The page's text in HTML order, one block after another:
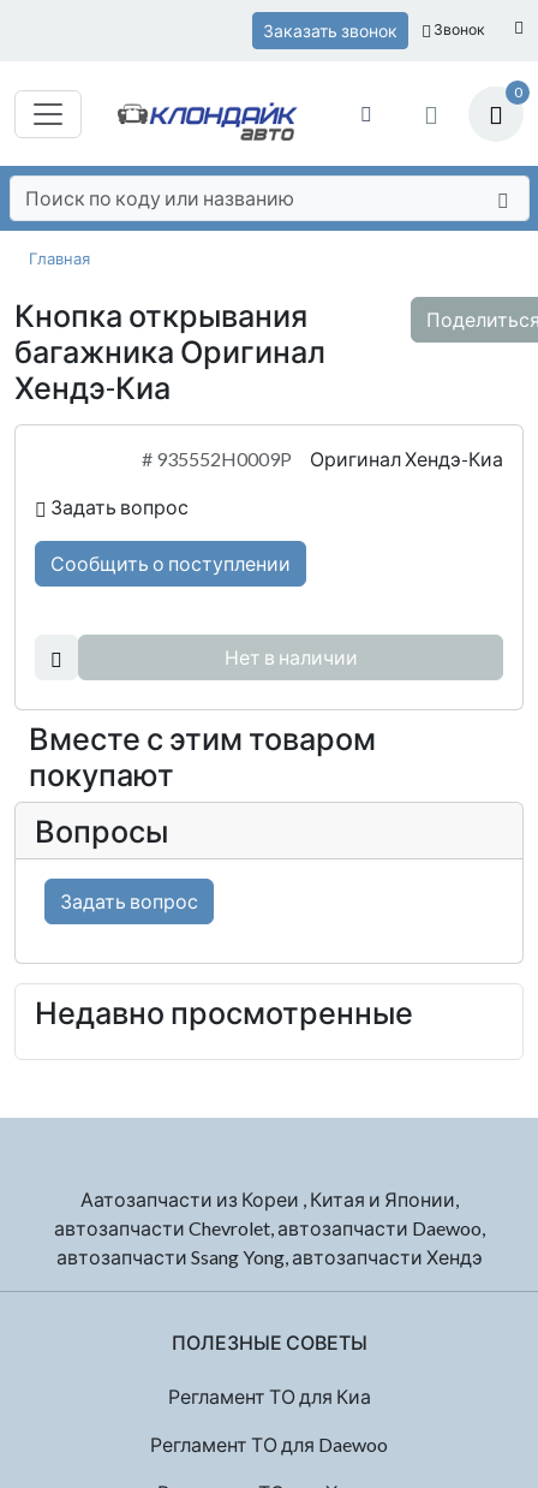
Заказать звонок Звонок
0
Главная
Кнопка открывания
багажника Оригинал
Хендэ-Киа
# 935552H0009P Оригинал Хендэ-Киа
Задать вопрос
Сообщить о поступлении
Нет в наличии
Вместе с этим товаром
покупают
Вопросы
Задать вопрос
Недавно просмотренные
Аатозапчасти из Кореи , Китая и Японии,
автозапчасти Chevrolet, автозапчасти Daewoo,
автозапчасти Ssang Yong, автозапчасти Хендэ
ПОЛЕЗНЫЕ СОВЕТЫ
Регламент ТО для Киа
Регламент ТО для Daewoo